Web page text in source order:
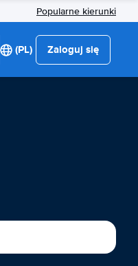
Popularne kierunki
(PL) Zaloguj się